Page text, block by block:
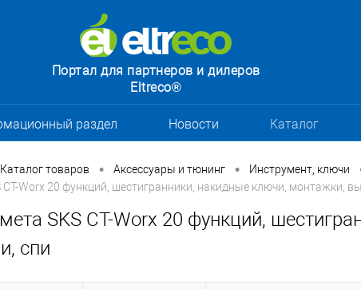
Портал для партнеров и дилеров
Eltreco®
раздел Новости Каталог
Каталог товаров • Аксессуары и тюнинг • Инструмент, ключи
CT-Worx 20 функций, шестигранники, накидные ключи, монтажки,
SKS CT-Worx 20 функций,
спи